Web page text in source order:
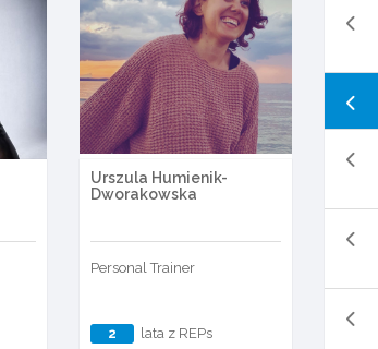
Urszula Humienik-
Dworakowska
Personal Trainer
2 lata z REPs